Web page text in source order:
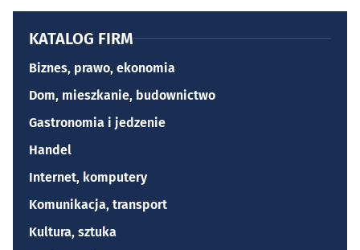
KATALOG FIRM
Biznes, prawo, ekonomia
Dom, mieszkanie, budownictwo
Gastronomia i jedzenie
Handel
Internet, komputery
Komunikacja, transport
Kultura, sztuka